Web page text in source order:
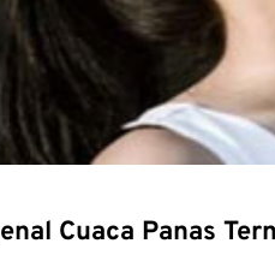
Cuaca Panas